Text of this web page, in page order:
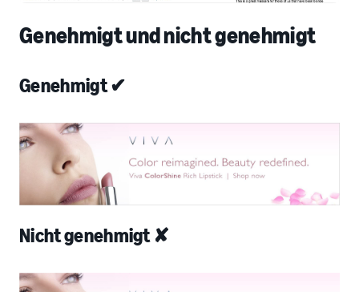
Genehmigt und nicht genehmigt
Genehmigt ✔
Nicht genehmigt ✘